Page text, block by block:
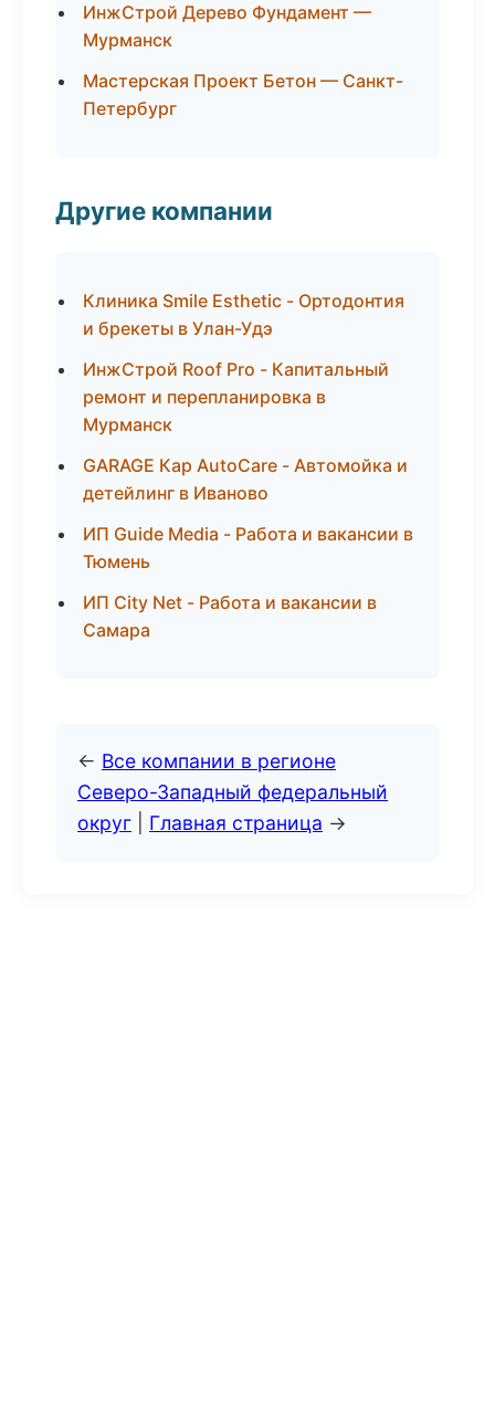
ИнжСтрой Дерево Фундамент —
Мурманск
Мастерская Проект Бетон — Санкт-
Петербург
Другие компании
Клиника Smile Esthetic - Ортодонтия
и брекеты в Улан-Удэ
ИнжСтрой Roof Pro - Капитальный
ремонт и перепланировка в
Мурманск
GARAGE Кар AutoCare - Автомойка и
детейлинг в Иваново
ИП Guide Media - Работа и вакансии в
Тюмень
ИП City Net - Работа и вакансии в
Самара
← Все компании в регионе
Северо-Западный федеральный
округ
Главная страница →